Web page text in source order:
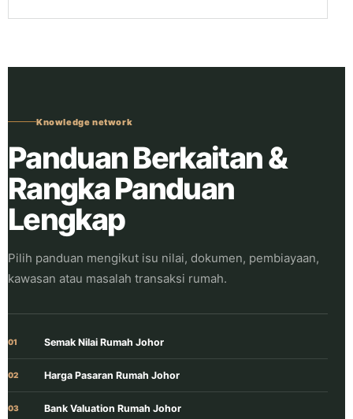
Knowledge network
Panduan Berkaitan &
Rangka Panduan
Lengkap
Pilih panduan mengikut isu nilai, dokumen, pembiayaan,
kawasan atau masalah transaksi rumah.
01 Semak Nilai Rumah Johor
02 Harga Pasaran Rumah Johor
03 Bank Valuation Rumah Johor